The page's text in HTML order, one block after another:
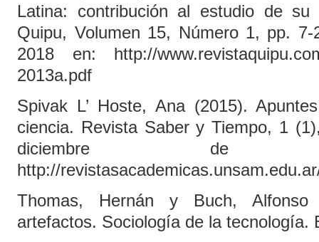
Latina: contribución al estudio de su
Quipu, Volumen 15, Número 1, pp.
2018 en: http://
2013a.pdf
Spivak L’ Hoste, Ana (2015).
ciencia. Revista Saber y Tiempo, 1
diciembre
http://
Thomas, Hernán y Buch,
artefactos. Sociología de la tecnología.